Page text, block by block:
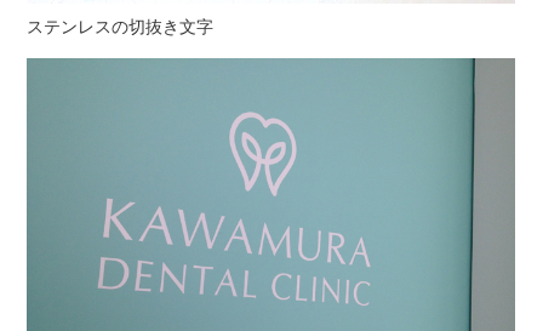
ステンレスの切抜き文字